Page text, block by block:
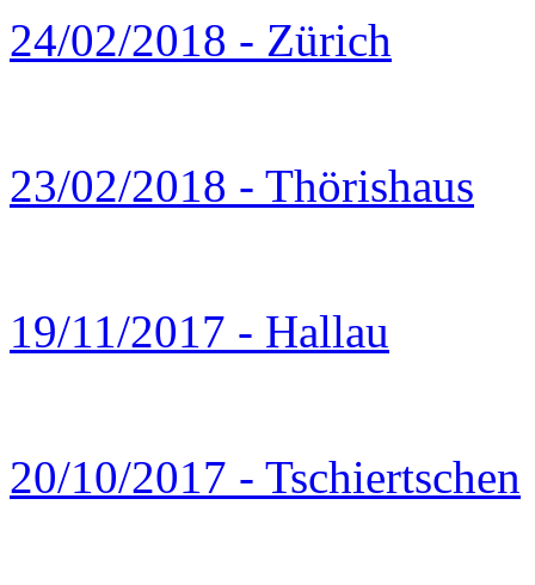
24/02/2018 - Zürich
23/02/2018 - Thörishaus
19/11/2017 - Hallau
20/10/2017 - Tschiertschen